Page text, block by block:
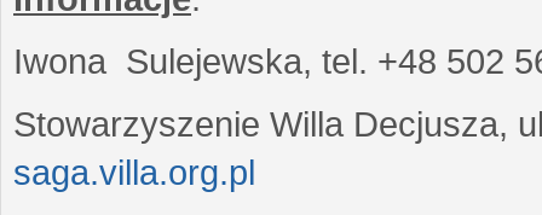
Iwona Sulejewska, tel. +48 502
Stowarzyszenie Willa Decjusza,
saga.villa.org.pl